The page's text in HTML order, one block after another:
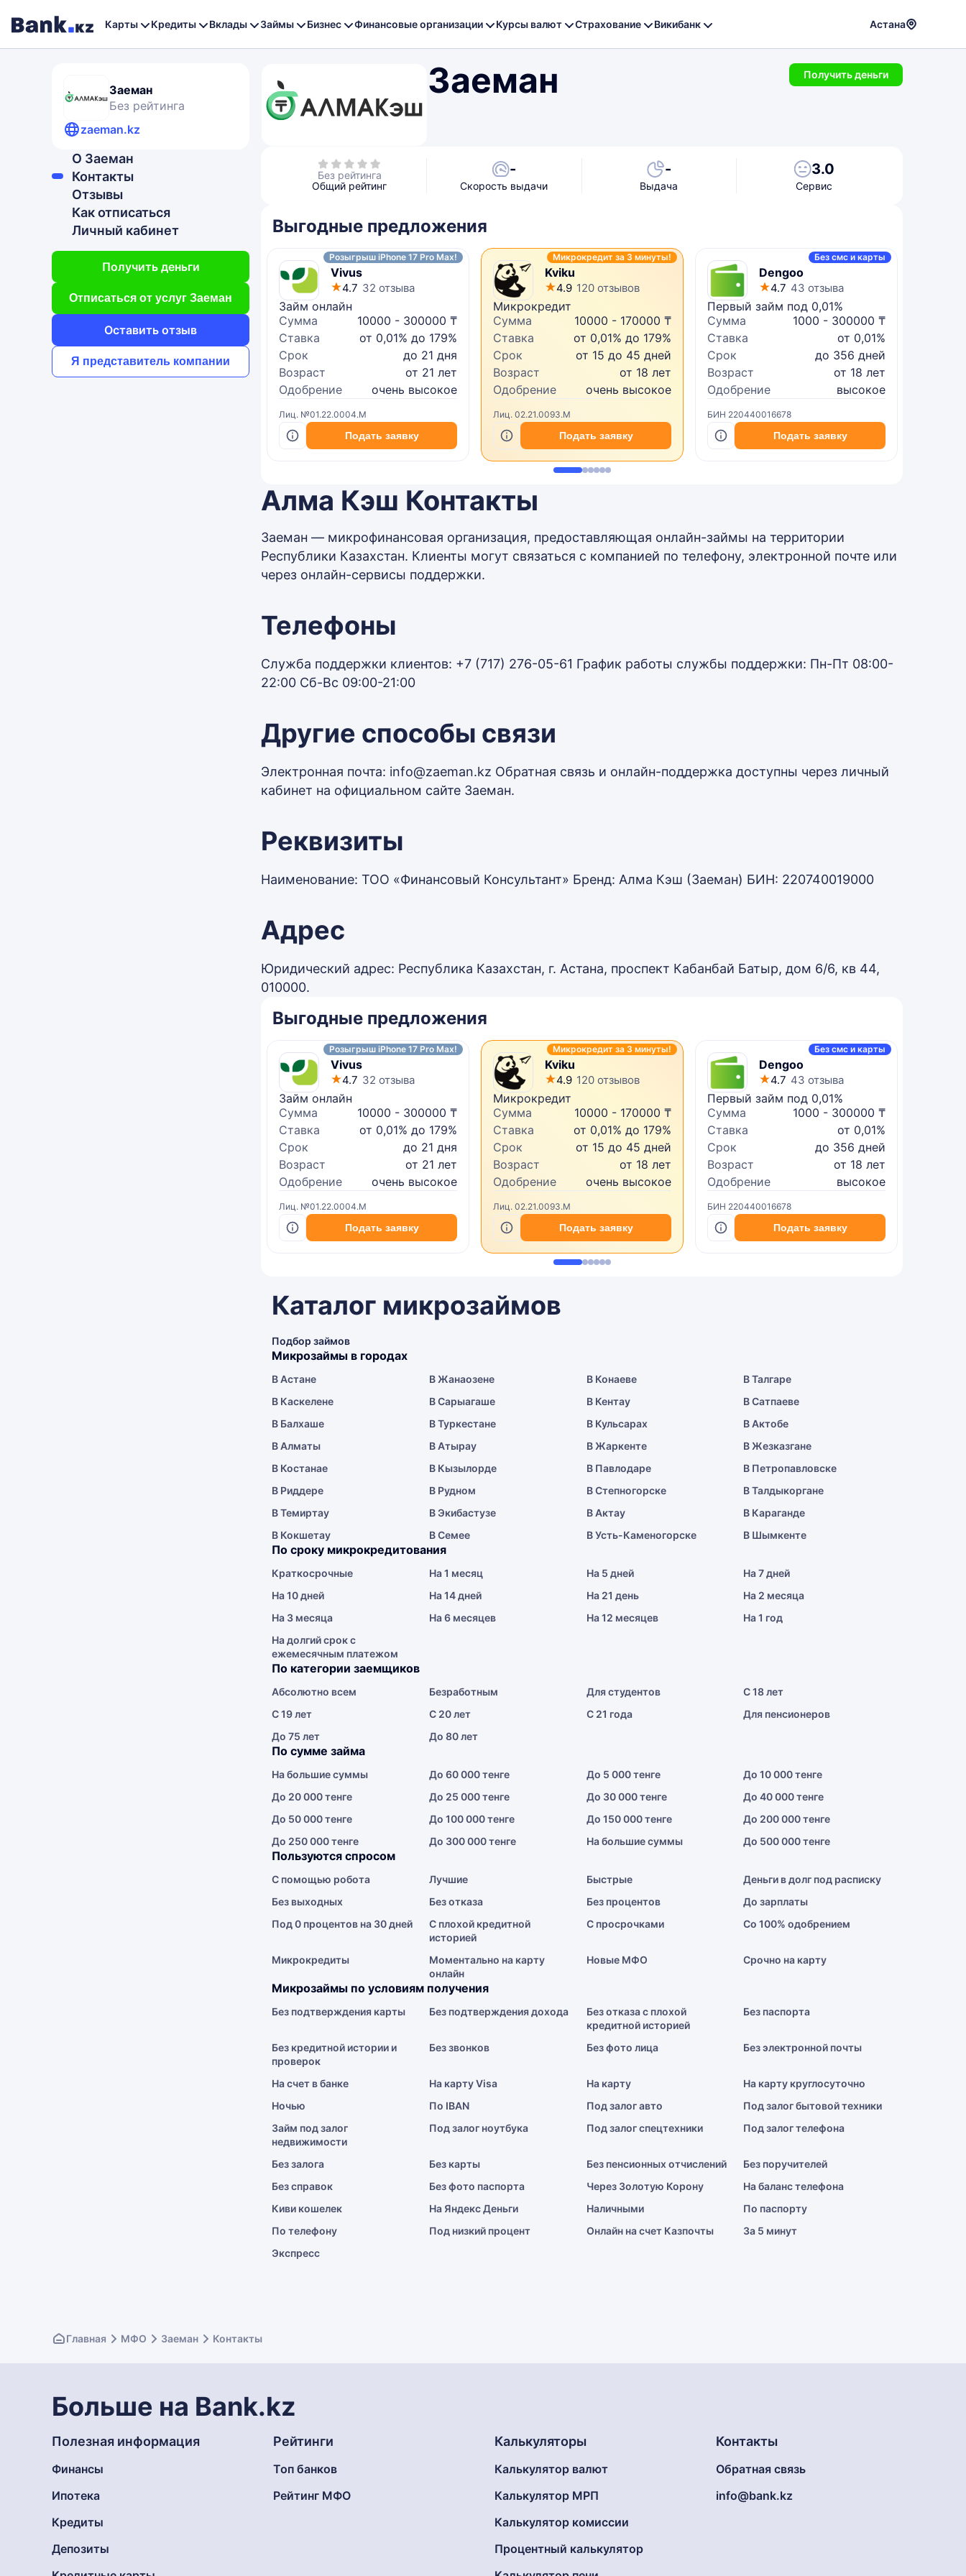
Карты Кредиты Вклады Займы Бизнес Финансовые организации Курсы валют Страхование Викибанк Астана
Заеман
Без рейтинга
zaeman.kz
О Заеман
Контакты
Отзывы
Как отписаться
Личный кабинет
Получить деньги
Отписаться от услуг Заеман
Оставить отзыв
Я представитель компании
Заеман Получить деньги
Без рейтинга
Общий рейтинг
-
Скорость выдачи
-
Выдача
3.0
Сервис
Выгодные предложения
Розыгрыш iPhone 17 Pro Max!
Vivus
4.7 32 отзыва
Займ онлайн
Сумма
10000 - 300000 ₸
Ставка
от 0,01% до 179%
Срок
до 21 дня
Возраст
от 21 лет
Одобрение
очень высокое
Лиц. №01.22.0004.M
Подать заявку
Микрокредит за 3 минуты!
Kviku
4.9 120 отзывов
Микрокредит
Сумма
10000 - 170000 ₸
Ставка
от 0,01% до 179%
Срок
от 15 до 45 дней
Возраст
от 18 лет
Одобрение
очень высокое
Лиц. 02.21.0093.M
Подать заявку
Без смс и карты
Dengoo
4.7 43 отзыва
Первый займ под 0,01%
Сумма
1000 - 300000 ₸
Ставка
от 0,01%
Срок
до 356 дней
Возраст
от 18 лет
Одобрение
высокое
БИН 220440016678
Подать заявку
Алма Кэш Контакты
Заеман — микрофинансовая организация, предоставляющая онлайн-займы на территории
Республики Казахстан. Клиенты могут связаться с компанией по телефону, электронной почте или
через онлайн-сервисы поддержки.
Телефоны
Служба поддержки клиентов: ​​+7 (717) 276-05-61 График работы службы поддержки: Пн-Пт 08:00-
22:00 Сб-Вс 09:00-21:00
Другие способы связи
Электронная почта: info@zaeman.kz Обратная связь и онлайн-поддержка доступны через личный
кабинет на официальном сайте Заеман.
Реквизиты
Наименование: ТОО «Финансовый Консультант» Бренд: Алма Кэш (Заеман) БИН: 220740019000
Адрес
Юридический адрес: Республика Казахстан, г. Астана, проспект Кабанбай Батыр, дом 6/6, кв 44,
010000.
Выгодные предложения
Розыгрыш iPhone 17 Pro Max!
Vivus
4.7 32 отзыва
Займ онлайн
Сумма
10000 - 300000 ₸
Ставка
от 0,01% до 179%
Срок
до 21 дня
Возраст
от 21 лет
Одобрение
очень высокое
Лиц. №01.22.0004.M
Подать заявку
Микрокредит за 3 минуты!
Kviku
4.9 120 отзывов
Микрокредит
Сумма
10000 - 170000 ₸
Ставка
от 0,01% до 179%
Срок
от 15 до 45 дней
Возраст
от 18 лет
Одобрение
очень высокое
Лиц. 02.21.0093.M
Подать заявку
Без смс и карты
Dengoo
4.7 43 отзыва
Первый займ под 0,01%
Сумма
1000 - 300000 ₸
Ставка
от 0,01%
Срок
до 356 дней
Возраст
от 18 лет
Одобрение
высокое
БИН 220440016678
Подать заявку
Каталог микрозаймов
Подбор займов
Микрозаймы в городах
В Астане В Жанаозене В Конаеве
В Талгаре
В Каскелене
В Сарыагаше В Кентау
В Сатпаеве
В Балхаше
В Туркестане В Кульсарах
В Актобе
В Алматы
В Атырау В Жаркенте
В Жезказгане
В Костанае
В Кызылорде В Павлодаре
В Петропавловске
В Риддере
В Рудном В Степногорске
В Талдыкоргане
В Темиртау
В Экибастузе В Актау
В Караганде
В Кокшетау
В Семее В Усть-Каменогорске В Шымкенте
По сроку микрокредитования
Краткосрочные На 1 месяц На 5 дней
На 7 дней
На 10 дней
На 14 дней На 21 день
На 2 месяца
На 3 месяца
На 6 месяцев На 12 месяцев
На 1 год
На долгий срок с
ежемесячным платежом
По категории заемщиков
Абсолютно всем Безработным Для студентов
С 18 лет
С 19 лет
С 20 лет С 21 года
Для пенсионеров
До 75 лет
До 80 лет
По сумме займа
На большие суммы До 60 000 тенге До 5 000 тенге
До 10 000 тенге
До 20 000 тенге
До 25 000 тенге До 30 000 тенге
До 40 000 тенге
До 50 000 тенге
До 100 000 тенге До 150 000 тенге
До 200 000 тенге
До 250 000 тенге
До 300 000 тенге На большие суммы До 500 000 тенге
Пользуются спросом
С помощью робота Лучшие Быстрые
Деньги в долг под расписку
Без выходных
Без отказа Без процентов
До зарплаты
Под 0 процентов на 30 дней
С плохой кредитной
историей
С просрочками Со 100% одобрением
Микрокредиты
Моментально на карту
онлайн
Новые МФО Срочно на карту
Микрозаймы по условиям получения
Без подтверждения карты Без подтверждения дохода
Без отказа с плохой
кредитной историей
Без паспорта
Без кредитной истории и
проверок
Без звонков Без фото лица Без электронной почты
На счет в банке На карту Visa На карту
На карту круглосуточно
Ночью
По IBAN Под залог авто
Под залог бытовой техники
Займ под залог
недвижимости
Под залог ноутбука Под залог спецтехники Под залог телефона
Без залога Без карты Без пенсионных отчислений
Без поручителей
Без справок
Без фото паспорта Через Золотую Корону
На баланс телефона
Киви кошелек
На Яндекс Деньги Наличными
По паспорту
По телефону
Под низкий процент Онлайн на счет Казпочты
За 5 минут
Экспресс
Главная МФО Заеман Контакты
Больше на Bank.kz
Полезная информация
Финансы
Ипотека
Кредиты
Депозиты
Рейтинги
Топ банков
Рейтинг МФО
Калькуляторы
Калькулятор валют
Калькулятор МРП
Калькулятор комиссии
Процентный калькулятор
Контакты
Обратная связь
info@bank.kz